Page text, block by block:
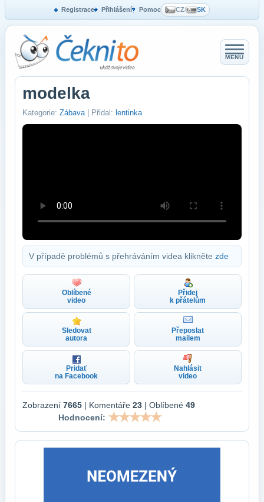
Registrace Přihlášení Pomoc CZ/ SK
MENU
modelka
Kategorie: Zábava | Přidal: lentinka
V případě problémů s přehráváním videa klikněte zde
Oblíbené
video
Přidej
k přátelům
Sledovat
autora
Přeposlat
mailem
Pridať
na Facebook
Nahlásit
video
Zobrazení 7665 | Komentáře 23 | Oblíbené 49
Hodnocení: